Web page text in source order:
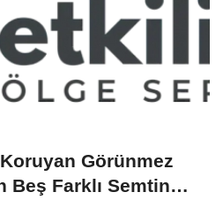
Görünmez
Farklı Semtinde